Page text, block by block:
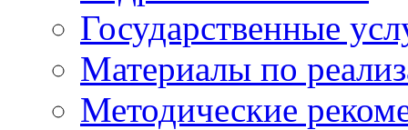
Государственные
Материалы по
Методические